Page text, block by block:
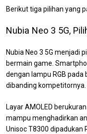
Berikut tiga pilihan yang
Nubia Neo 3 5G,
Nubia Neo 3 5G menjadi
bermain game.
dengan lampu RGB
dibanding kompetitornya.
Layar AMOLED
mampu menghadirkan
Unisoc T8300 dipadukan